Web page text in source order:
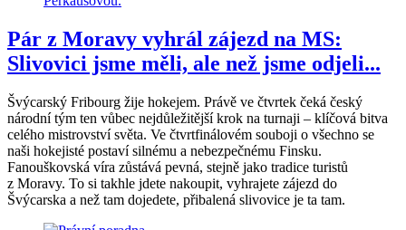
Pár z Moravy vyhrál zájezd na MS:
Slivovici jsme měli, ale než jsme odjeli...
Švýcarský Fribourg žije hokejem. Právě ve čtvrtek čeká český
národní tým ten vůbec nejdůležitější krok na turnaji – klíčová bitva
celého mistrovství světa. Ve čtvrtfinálovém souboji o všechno se
naši hokejisté postaví silnému a nebezpečnému Finsku.
Fanouškovská víra zůstává pevná, stejně jako tradice turistů
z Moravy. To si takhle jdete nakoupit, vyhrajete zájezd do
Švýcarska a než tam dojedete, přibalená slivovice je ta tam.